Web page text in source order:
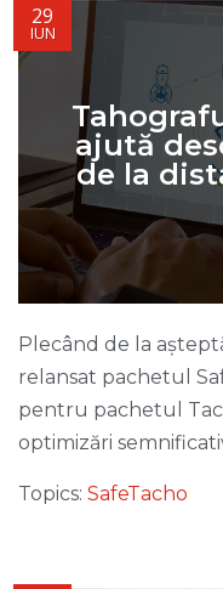
29
IUN
ajută
de la
Plecând de la
relansat pachetul
pentru pachetul
optimizări
Topics: SafeTacho